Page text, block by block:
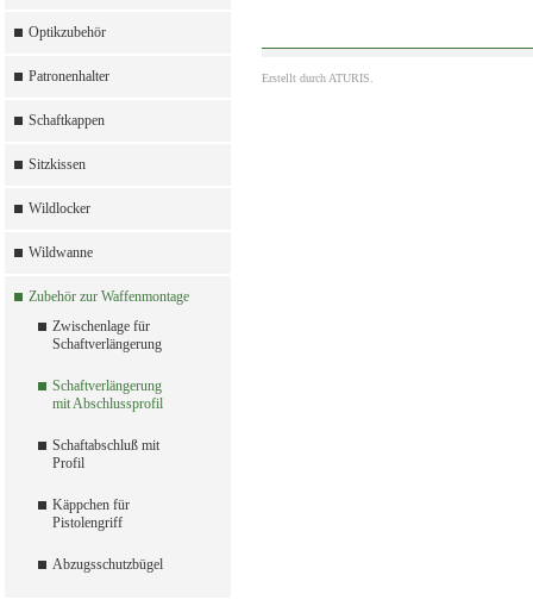
Optikzubehör
Patronenhalter
Schaftkappen
Sitzkissen
Wildlocker
Wildwanne
Zubehör zur Waffenmontage
Zwischenlage für
Schaftverlängerung
Schaftverlängerung
mit Abschlussprofil
Schaftabschluß mit
Profil
Käppchen für
Pistolengriff
Abzugsschutzbügel
Erstellt durch ATURIS.